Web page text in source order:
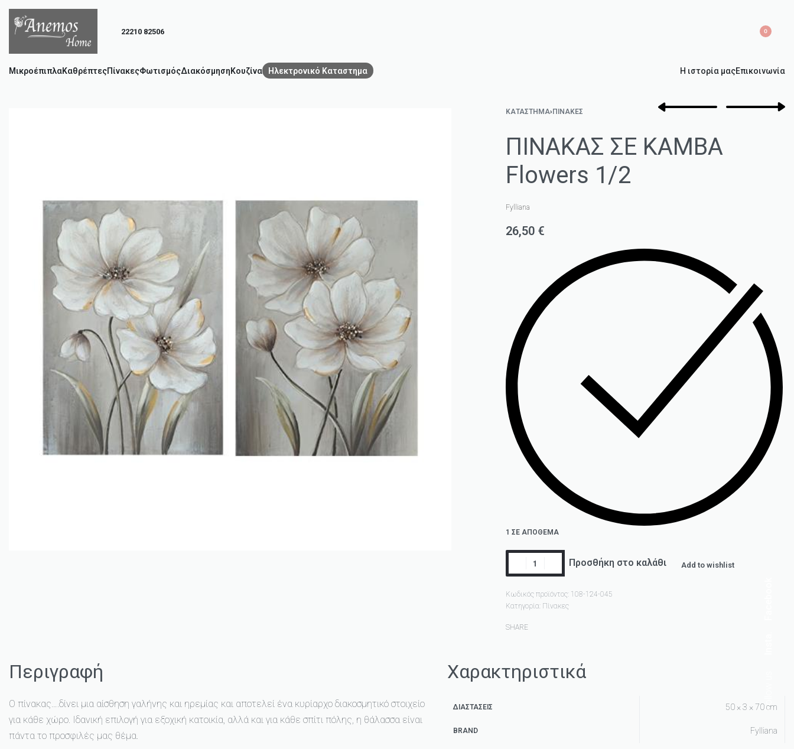
22210 82506 0
ΜικροέπιπλαΚαθρέπτεςΠίνακεςΦωτισμόςΔιακόσμησηΚουζίνα Ηλεκτρονικό Καταστημα Η ιστορία μαςΕπικοινωνία
ΚΑΤΑΣΤΗΜΑ›ΠΊΝΑΚΕΣ
ΠΙΝΑΚΑΣ ΣΕ ΚΑΜΒΑ
Flowers 1/2
Fylliana
26,50 €
1 ΣΕ ΑΠΌΘΕΜΑ
Προσθήκη στο καλάθι Add to wishlist
Κωδικός προϊόντος: 108-124-045
Κατηγορία: Πίνακες
SHARE
Περιγραφή
Ο πίνακας….δίνει μια αίσθηση γαλήνης και ηρεμίας και αποτελεί ένα κυρίαρχο διακοσμητικό στοιχείο
για κάθε χώρο. Ιδανική επιλογή για εξοχική κατοικία, αλλά και για κάθε σπίτι πόλης, η θάλασσα είναι
πάντα το προσφιλές μας θέμα.
Χαρακτηριστικά
ΔΙΑΣΤΆΣΕΙΣ 50 × 3 × 70 cm
BRAND Fylliana